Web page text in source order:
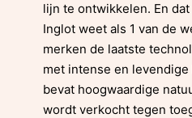
lijn te ontwikkelen. En
Inglot weet als 1 van de
merken de laatste
met intense en
bevat hoogwaardige
wordt verkocht tegen